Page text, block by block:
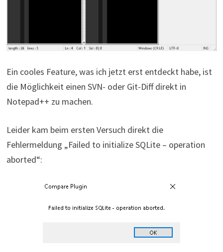
Ein cooles Feature, was ich jetzt erst entdeckt habe, ist
die Möglichkeit einen SVN- oder Git-Diff direkt in
Notepad++ zu machen.
Leider kam beim ersten Versuch direkt die
Fehlermeldung „Failed to initialize SQLite – operation
aborted“: